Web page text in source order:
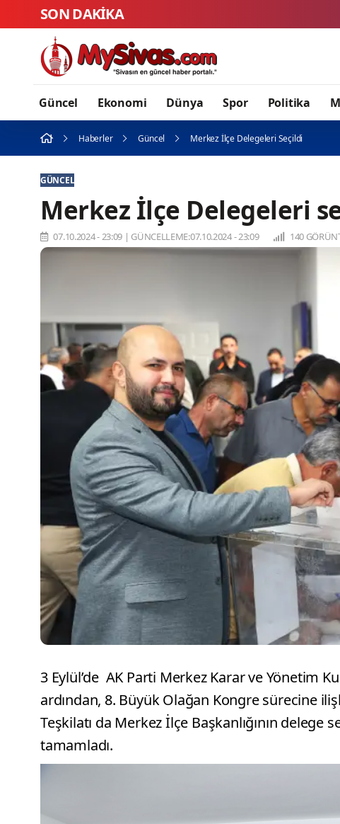
SON DAKİKA
Güncel Ekonomi Dünya Spor Politika
Haberler Güncel Merkez İlçe Delegeleri Seçildi
GÜNCEL
Merkez İlçe Delegeleri
07.10.2024 - 23:09 | GÜNCELLEME:07.10.2024 - 23:09 140
3 Eylül’de AK Parti Merkez Karar ve Yönetim
ardından, 8. Büyük Olağan Kongre sürecine
Teşkilatı da Merkez İlçe Başkanlığının
tamamladı.